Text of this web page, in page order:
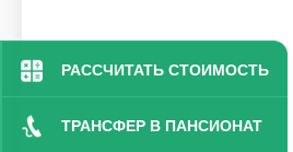
РАССЧИТАТЬ СТОИМОСТЬ
ТРАНСФЕР В ПАНСИОНАТ